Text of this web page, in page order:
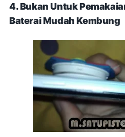
4. Bukan Untuk
Baterai Mudah Kembung